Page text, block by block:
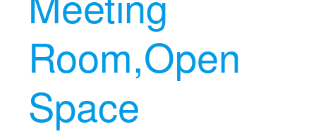
Room,Open
Space